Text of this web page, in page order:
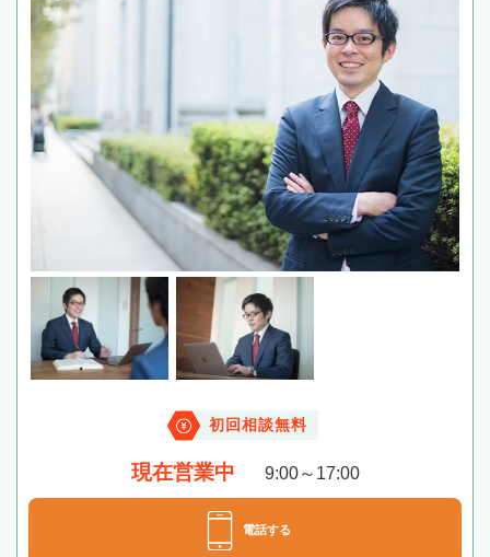
初回相談無料
現在営業中 9:00～17:00
電話する